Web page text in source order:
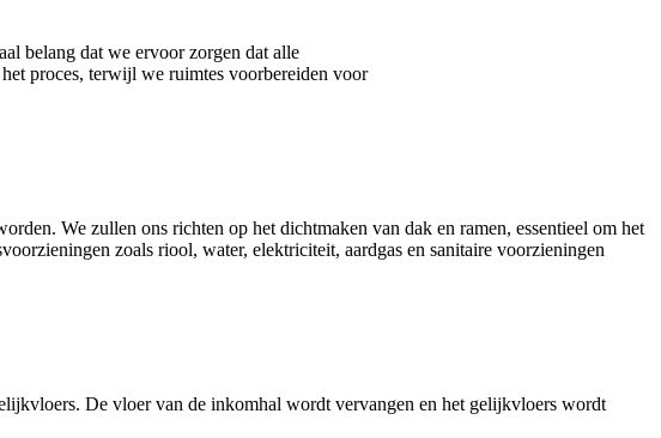
belang dat we ervoor zorgen dat alle
proces, terwijl we ruimtes voorbereiden voor
We zullen ons richten op het dichtmaken van dak en ramen, essentieel om het
zoals riool, water, elektriciteit, aardgas en sanitaire voorzieningen
De vloer van de inkomhal wordt vervangen en het gelijkvloers wordt